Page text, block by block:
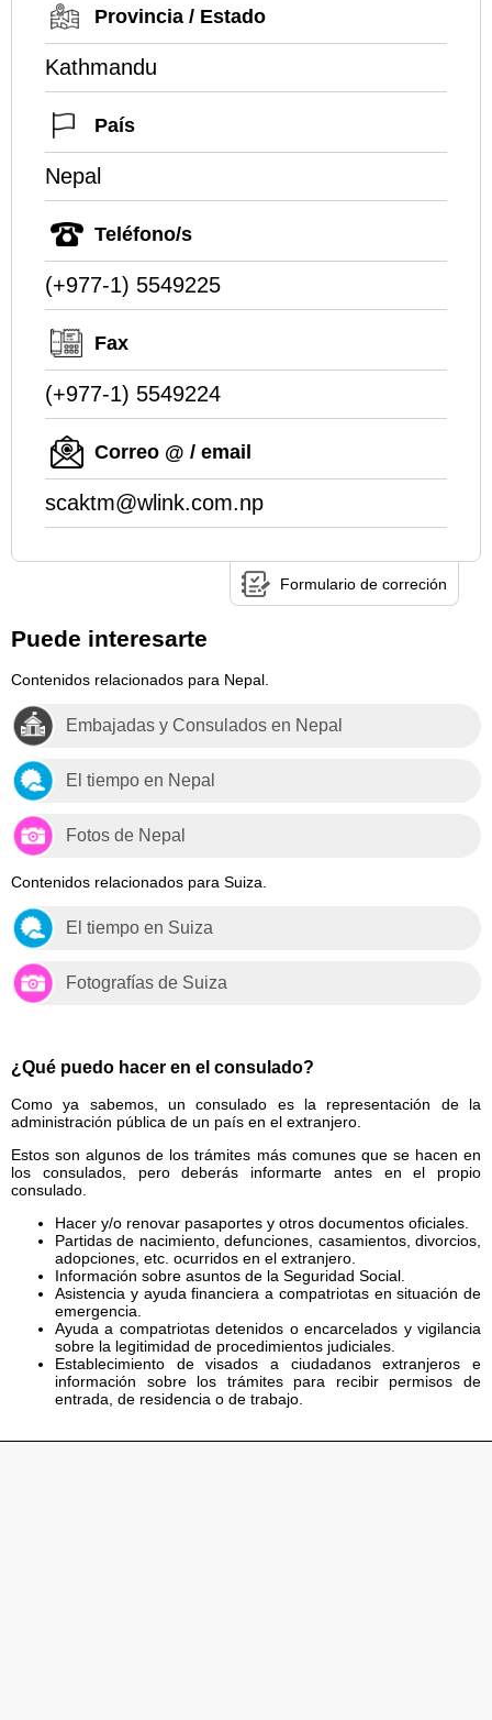
Provincia / Estado
Kathmandu
País
Nepal
Teléfono/s
(+977-1) 5549225
Fax
(+977-1) 5549224
Correo @ / email
scaktm@wlink.com.np
Formulario de correción
Puede interesarte
Contenidos relacionados para Nepal.
Embajadas y Consulados en Nepal
El tiempo en Nepal
Fotos de Nepal
Contenidos relacionados para Suiza.
El tiempo en Suiza
Fotografías de Suiza
¿Qué puedo hacer en el consulado?
Como ya sabemos, un consulado es la representación de la
administración pública de un país en el extranjero.
Estos son algunos de los trámites más comunes que se hacen en
los consulados, pero deberás informarte antes en el propio
consulado.
Hacer y/o renovar pasaportes y otros documentos oficiales.
Partidas de nacimiento, defunciones, casamientos, divorcios,
adopciones, etc. ocurridos en el extranjero.
Información sobre asuntos de la Seguridad Social.
Asistencia y ayuda financiera a compatriotas en situación de
emergencia.
Ayuda a compatriotas detenidos o encarcelados y vigilancia
sobre la legitimidad de procedimientos judiciales.
Establecimiento de visados a ciudadanos extranjeros e
información sobre los trámites para recibir permisos de
entrada, de residencia o de trabajo.